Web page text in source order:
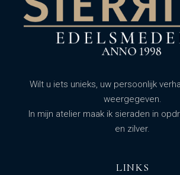
Wilt u iets unieks, uw persoonlijk
weergegeven.
In mijn atelier maak ik sieraden in
en zilver.
LINKS